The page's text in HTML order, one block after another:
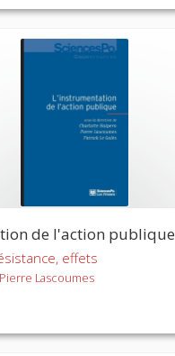
de l'action publique
effets
Lascoumes